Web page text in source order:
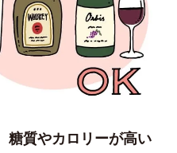
糖質やカロリーが高い